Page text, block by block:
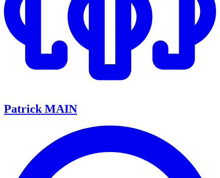
Patrick MAIN